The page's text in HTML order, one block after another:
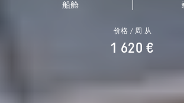
船舱
价格 / 周 从
1 620 €